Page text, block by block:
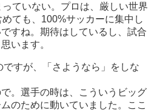
ていない。プロは、厳しい世界
ても、100%サッカーに集中し
すね。期待はしているし、試合
います。
すが、「さようなら」をしな
。選手の時は、こういうビッグ
のために動いていました。ここ